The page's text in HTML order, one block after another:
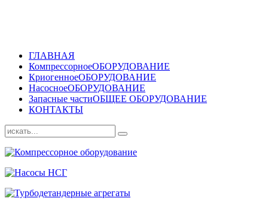
ГЛАВНАЯ
КомпрессорноеОБОРУДОВАНИЕ
КриогенноеОБОРУДОВАНИЕ
НасосноеОБОРУДОВАНИЕ
Запасные частиОБЩЕЕ ОБОРУДОВАНИЕ
КОНТАКТЫ